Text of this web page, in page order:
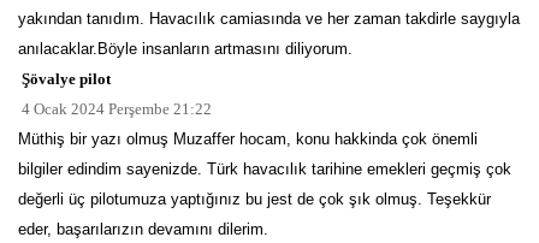
yakından tanıdım. Havacılık camiasında ve her zaman takdirle saygıyla
anılacaklar.Böyle insanların artmasını diliyorum.
Şövalye pilot
4 Ocak 2024 Perşembe 21:22
Müthiş bir yazı olmuş Muzaffer hocam, konu hakkinda çok önemli
bilgiler edindim sayenizde. Türk havacılık tarihine emekleri geçmiş çok
değerli üç pilotumuza yaptığınız bu jest de çok şık olmuş. Teşekkür
eder, başarılarızın devamını dilerim.